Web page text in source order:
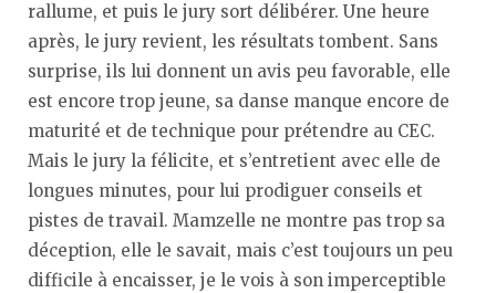
rallume, et puis le jury sort délibérer. Une heure
après, le jury revient, les résultats tombent. Sans
surprise, ils lui donnent un avis peu favorable, elle
est encore trop jeune, sa danse manque encore de
maturité et de technique pour prétendre au CEC.
Mais le jury la félicite, et s’entretient avec elle de
longues minutes, pour lui prodiguer conseils et
pistes de travail. Mamzelle ne montre pas trop sa
déception, elle le savait, mais c’est toujours un peu
difficile à encaisser, je le vois à son imperceptible